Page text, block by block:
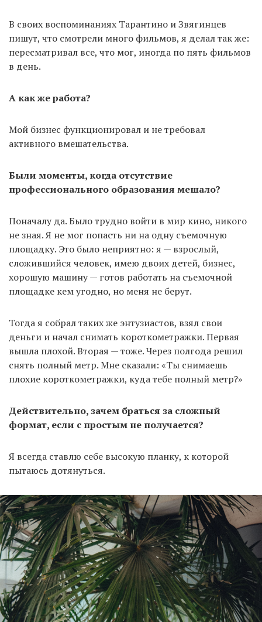
В своих воспоминаниях Тарантино и Звягинцев
пишут, что смотрели много фильмов, я делал так же:
пересматривал все, что мог, иногда по пять фильмов
в день.
А как же работа?
Мой бизнес функционировал и не требовал
активного вмешательства.
Были моменты, когда отсутствие
профессионального образования мешало?
Поначалу да. Было трудно войти в мир кино, никого
не зная. Я не мог попасть ни на одну съемочную
площадку. Это было неприятно: я — взрослый,
сложившийся человек, имею двоих детей, бизнес,
хорошую машину — готов работать на съемочной
площадке кем угодно, но меня не берут.
Тогда я собрал таких же энтузиастов, взял свои
деньги и начал снимать короткометражки. Первая
вышла плохой. Вторая — тоже. Через полгода решил
снять полный метр. Мне сказали: «Ты снимаешь
плохие короткометражки, куда тебе полный метр?»
Действительно, зачем браться за сложный
формат, если с простым не получается?
Я всегда ставлю себе высокую планку, к которой
пытаюсь дотянуться.